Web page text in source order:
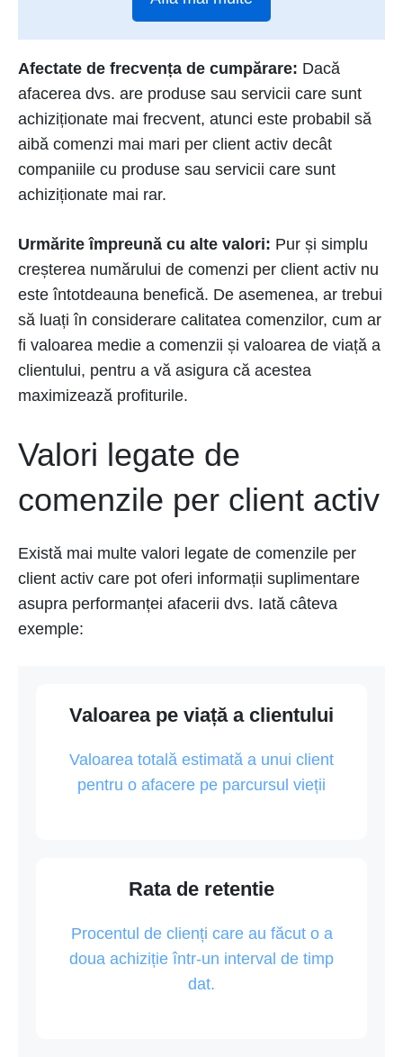
Afectate de frecvența de cumpărare: Dacă
afacerea dvs. are produse sau servicii care sunt
achiziționate mai frecvent, atunci este probabil să
aibă comenzi mai mari per client activ decât
companiile cu produse sau servicii care sunt
achiziționate mai rar.
Urmărite împreună cu alte valori: Pur și simplu
creșterea numărului de comenzi per client activ nu
este întotdeauna benefică. De asemenea, ar trebui
să luați în considerare calitatea comenzilor, cum ar
fi valoarea medie a comenzii și valoarea de viață a
clientului, pentru a vă asigura că acestea
maximizează profiturile.
Valori legate de
comenzile per client activ
Există mai multe valori legate de comenzile per
client activ care pot oferi informații suplimentare
asupra performanței afacerii dvs. Iată câteva
exemple:
Valoarea pe viață a clientului
Valoarea totală estimată a unui client
pentru o afacere pe parcursul vieții
Rata de retentie
Procentul de clienți care au făcut o a
doua achiziție într-un interval de timp
dat.